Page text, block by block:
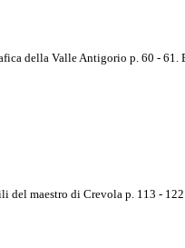
della Valle Antigorio p. 60 - 61.
del maestro di Crevola p. 113 -